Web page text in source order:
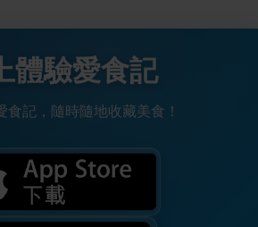
體驗愛食記
食記，隨時隨地收藏美食！